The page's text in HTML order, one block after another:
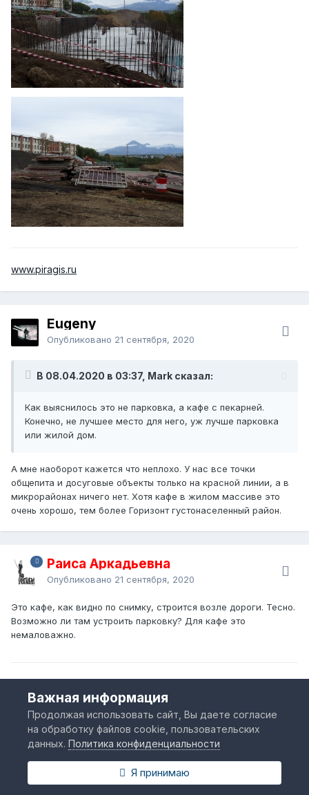
www.piragis.ru
Eugeny
Опубликовано 21 сентября, 2020
В 08.04.2020 в 03:37, Mark сказал:
Как выяснилось это не парковка, а кафе с пекарней.
Конечно, не лучшее место для него, уж лучше парковка
или жилой дом.
А мне наоборот кажется что неплохо. У нас все точки
общепита и досуговые объекты только на красной линии, а в
микрорайонах ничего нет. Хотя кафе в жилом массиве это
очень хорошо, тем более Горизонт густонаселенный район.
Раиса Аркадьевна
Опубликовано 21 сентября, 2020
Это кафе, как видно по снимку, строится возле дороги. Тесно.
Возможно ли там устроить парковку? Для кафе это
немаловажно.
Mark
Визуализация планируемого микрорайона Северный. Должен
Важная информация
Продолжая использовать сайт, Вы даете согласие
на обработку файлов cookie, пользовательских
данных.Политика конфиденциальности
Я принимаю